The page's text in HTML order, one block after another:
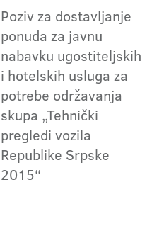
Poziv za dostavljanje
ponuda za javnu
nabavku ugostiteljskih
i hotelskih usluga za
potrebe održavanja
skupa „Tehnički
pregledi vozila
Republike Srpske
2015“